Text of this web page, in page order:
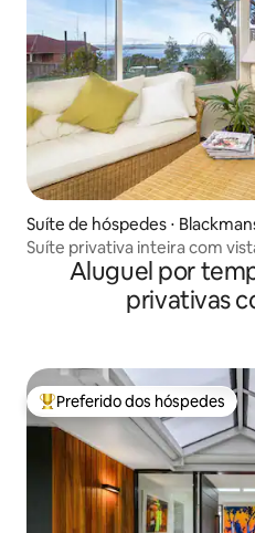
Suíte de hóspedes ⋅
Suíte privativa inteira com
Aluguel por
privativas
Entre os melhores preferidos
Preferido dos hóspedes